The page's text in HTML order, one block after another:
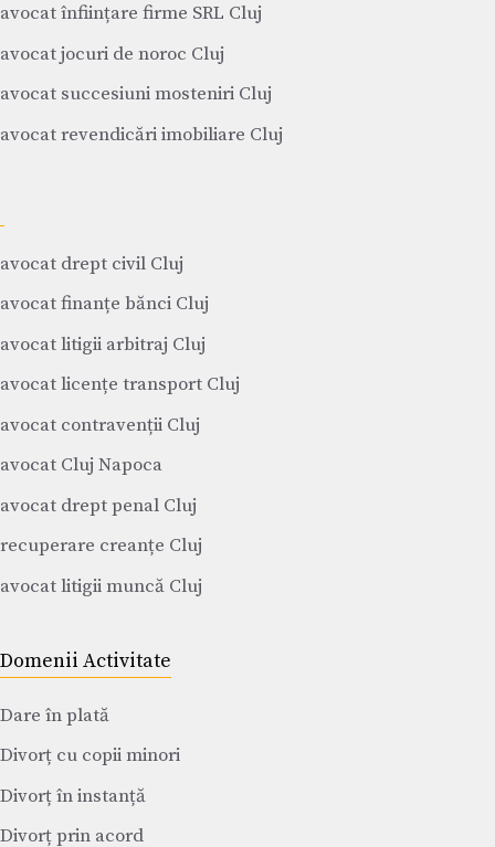
avocat înființare firme SRL Cluj
avocat jocuri de noroc Cluj
avocat succesiuni mosteniri Cluj
avocat revendicări imobiliare Cluj
avocat drept civil Cluj
avocat finanțe bănci Cluj
avocat litigii arbitraj Cluj
avocat licențe transport Cluj
avocat contravenții Cluj
avocat Cluj Napoca
avocat drept penal Cluj
recuperare creanțe Cluj
avocat litigii muncă Cluj
Domenii Activitate
Dare în plată
Divorț cu copii minori
Divorț în instanță
Divorț prin acord